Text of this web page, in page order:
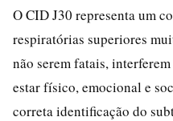
O CID J30 representa um
respiratórias superiores
não serem fatais,
estar físico, emocional e
correta identificação do